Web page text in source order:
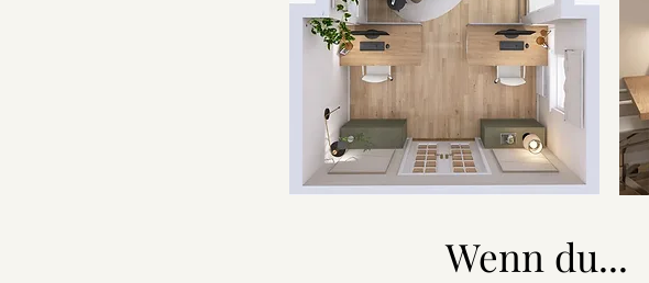
Wenn du...